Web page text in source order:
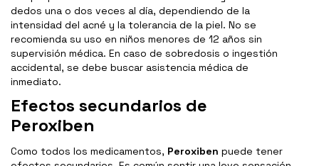
dedos una o dos veces al día, dependiendo de la
intensidad del acné y la tolerancia de la piel. No se
recomienda su uso en niños menores de 12 años sin
supervisión médica. En caso de sobredosis o ingestión
accidental, se debe buscar asistencia médica de
inmediato.
Efectos secundarios de
Peroxiben
Como todos los medicamentos, Peroxiben puede tener